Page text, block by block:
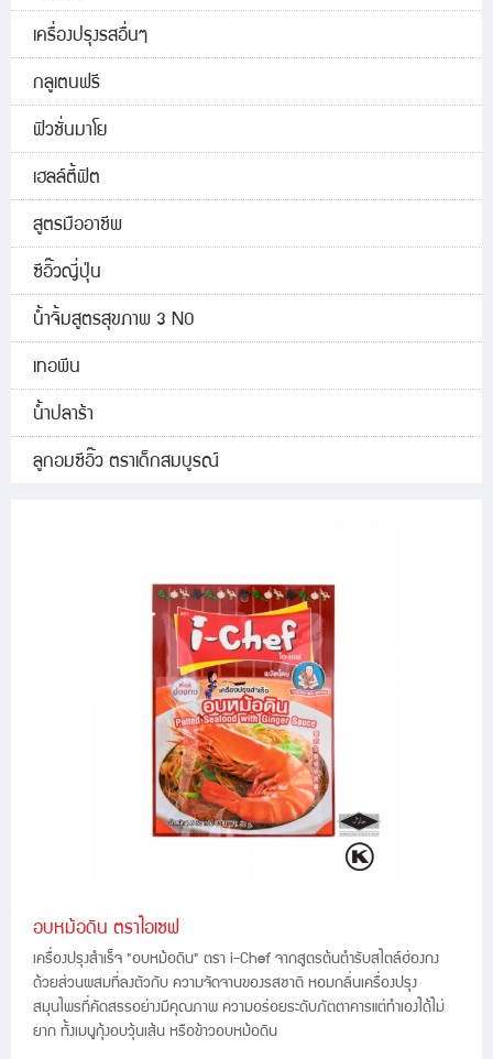
เครื่องปรุงรสอื่นๆ
กลูเตนฟรี
ฟิวชั่นมาโย
เฮลล์ตี้ฟิต
สูตรมืออาชีพ
ซีอิ๊วญี่ปุ่น
น้ำจิ้มสูตรสุขภาพ 3 NO
เทอพีน
น้ำปลาร้า
ลูกอมซีอิ๊ว ตราเด็กสมบูรณ์
อบหม้อดิน ตราไอเชฟ
เครื่องปรุงสำเร็จ "อบหม้อดิน" ตรา i-Chef จากสูตรต้นตำรับสไตล์ฮ่องกง
ด้วยส่วนผสมที่ลงตัวกับ ความจัดจานของรสชาติ หอมกลิ่นเครื่องปรุง
สมุนไพรที่คัดสรรอย่างมีคุณภาพ ความอร่อยระดับภัตตาคารแต่ทำเองได้ไม่
ยาก ทั้งเมนูกุ้งอบวุ้นเส้น หรือข้าวอบหม้อดิน